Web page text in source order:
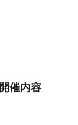
開催内容